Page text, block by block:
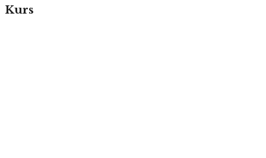
Kurs